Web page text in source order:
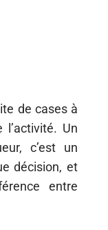
de cases à
Un
c’est un
décision, et
entre